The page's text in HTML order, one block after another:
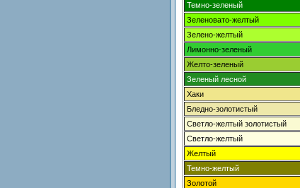
Темно-зеленый
Зеленовато-желтый
Зелено-желтый
Лимонно-зеленый
Желто-зеленый
Зеленый лесной
Хаки
Бледно-золотистый
Светло-желтый золотистый
Светло-желтый
Желтый
Темно-желтый
Золотой